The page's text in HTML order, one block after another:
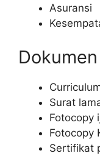
Asuransi
Surat
Fotocopy
Fotocopy
Sertifikat